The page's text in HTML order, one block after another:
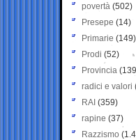
povertà (502)
Presepe (14)
Primarie (149)
Prodi (52)
Provincia
radici e valori
RAI (359)
rapine (37)
Razzismo